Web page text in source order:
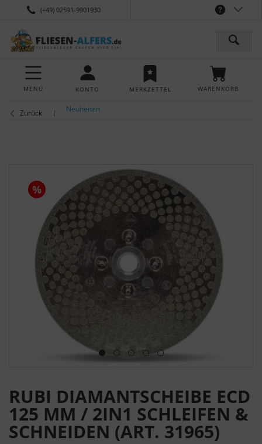
(+49) 02591-9901930
MENÜ KONTO MERKZETTEL WARENKORB
Zurück Neuheiten
%
RUBI DIAMANTSCHEIBE ECD
125 MM / 2IN1 SCHLEIFEN &
SCHNEIDEN (ART. 31965)